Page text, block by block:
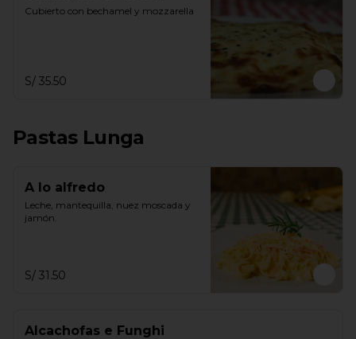
Cubierto con bechamel y mozzarella
S/ 35.50
Pastas Lunga
A lo alfredo
Leche, mantequilla, nuez moscada y
jamón.
S/ 31.50
Alcachofas e Funghi